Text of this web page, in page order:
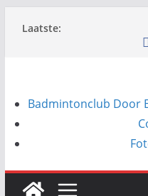
naar
Laatste:
Badmintonclub Door